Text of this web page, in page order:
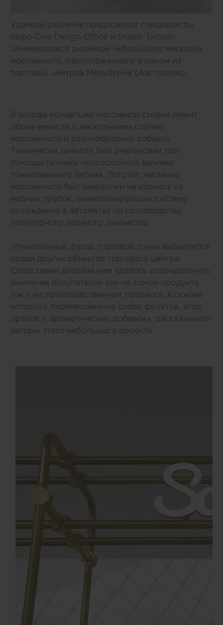
Удачное решение предложили специалисты
бюро One Design Office и Studio Twocan,
занимавшиеся дизайном небольшого магазина
мороженого, расположенного в одном из
торговых центров Мельбурна (Австралия).
В основе концепции массивной стойки лежит
образ емкости с несколькими слоями
мороженого и разнообразных добавок.
Технически замысел был реализован при
помощи техники многослойной заливки
тонированного бетона. Логотип магазина
мороженого был закреплен на каркасе из
медных трубок, символизирующих систему
охлаждения в автоматах по производству
популярного ледяного лакомства.
«Монолитный фасад торговой точки выделяется
среди других объектов торгового центра.
Средствами дизайна нам удалось сосредоточить
внимание покупателей как на самом продукте,
так и на производственном процессе, в основе
которого перемешивание слоев фруктов, ягод,
орехов и ароматических добавок», рассказывают
авторы этого небольшого проекта.